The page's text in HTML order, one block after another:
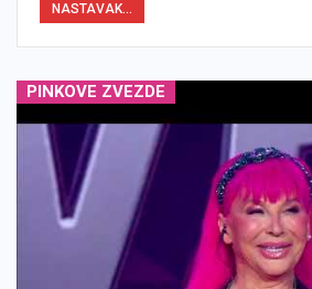
NASTAVAK...
PINKOVE ZVEZDE